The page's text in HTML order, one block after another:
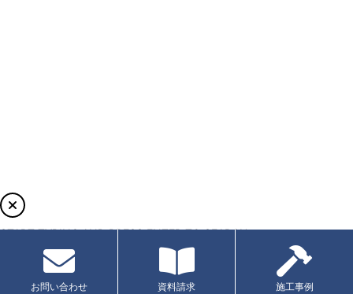
お問い合わせ 資料請求 施工事例
START TYPING AND PRESS ENTER TO SEARCH